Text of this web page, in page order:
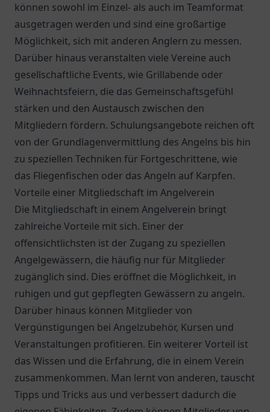
können sowohl im Einzel- als auch im Teamformat
ausgetragen werden und sind eine großartige
Möglichkeit, sich mit anderen Anglern zu messen.
Darüber hinaus veranstalten viele Vereine auch
gesellschaftliche Events, wie Grillabende oder
Weihnachtsfeiern, die das Gemeinschaftsgefühl
stärken und den Austausch zwischen den
Mitgliedern fördern. Schulungsangebote reichen oft
von der Grundlagenvermittlung des Angelns bis hin
zu speziellen Techniken für Fortgeschrittene, wie
das Fliegenfischen oder das Angeln auf Karpfen.
Vorteile einer Mitgliedschaft im Angelverein
Die Mitgliedschaft in einem Angelverein bringt
zahlreiche Vorteile mit sich. Einer der
offensichtlichsten ist der Zugang zu speziellen
Angelgewässern, die häufig nur für Mitglieder
zugänglich sind. Dies eröffnet die Möglichkeit, in
ruhigen und gut gepflegten Gewässern zu angeln.
Darüber hinaus können Mitglieder von
Vergünstigungen bei Angelzubehör, Kursen und
Veranstaltungen profitieren. Ein weiterer Vorteil ist
das Wissen und die Erfahrung, die in einem Verein
zusammenkommen. Man lernt von anderen, tauscht
Tipps und Tricks aus und verbessert dadurch die